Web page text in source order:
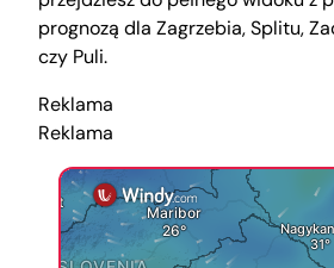
prognozą dla Zagrzebia, Splitu,
czy Puli.
Reklama
Reklama